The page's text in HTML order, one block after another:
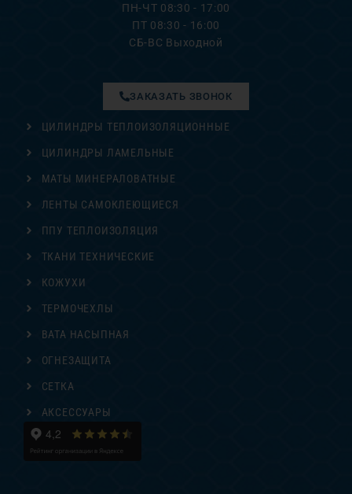
ПН-ЧТ 08:30 - 17:00
ПТ 08:30 - 16:00
СБ-ВС Выходной
ЦИЛИНДРЫ ТЕПЛОИЗОЛЯЦИОННЫЕ
ЦИЛИНДРЫ ЛАМЕЛЬНЫЕ
МАТЫ МИНЕРАЛОВАТНЫЕ
ЛЕНТЫ САМОКЛЕЮЩИЕСЯ
ППУ ТЕПЛОИЗОЛЯЦИЯ
ТКАНИ ТЕХНИЧЕСКИЕ
ЗАКАЗАТЬ ЗВОНОК
КОЖУХИ
ТЕРМОЧЕХЛЫ
ВАТА НАСЫПНАЯ
ОГНЕЗАЩИТА
СЕТКА
АКСЕССУАРЫ